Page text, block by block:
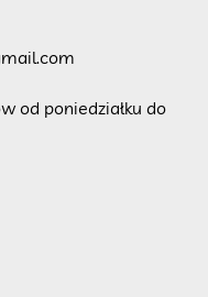
od poniedziałku do